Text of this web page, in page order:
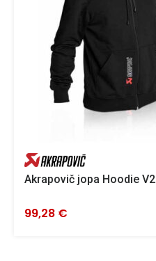
Akrapovič jopa Hoodie V2
99,28 €